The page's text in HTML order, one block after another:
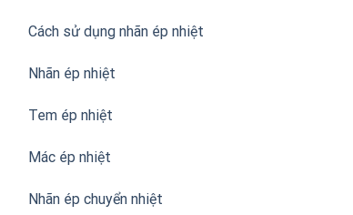
Cách sử dụng nhãn ép nhiệt
Nhãn ép nhiệt
Tem ép nhiệt
Mác ép nhiệt
Nhãn ép chuyển nhiệt